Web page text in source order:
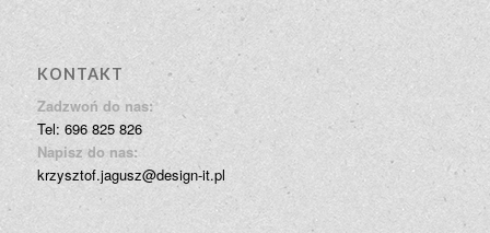
KONTAKT
Zadzwoń do nas:
Tel: 696 825 826
Napisz do nas:
krzysztof.jagusz@design-it.pl